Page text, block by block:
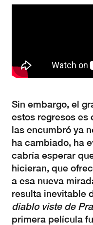
Sin embargo, el
estos regresos es
las encumbró ya
ha cambiado, ha
cabría esperar
hicieran, que
a esa nueva
resulta inevitable
diablo viste de
primera película